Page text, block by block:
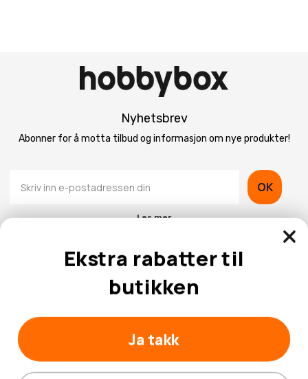
Nyhetsbrev
Abonner for å motta tilbud og informasjon om nye produkter!
OK
Les mer
Kundeservice
Ekstra rabatter til
butikken
Ja takk